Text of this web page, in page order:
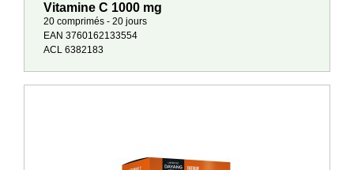
Vitamine C 1000 mg
20 comprimés - 20 jours
EAN 3760162133554
ACL 6382183